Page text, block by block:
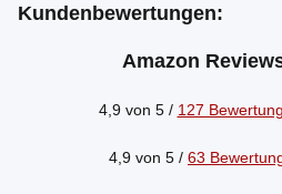
Kundenbewertungen:
Amazon
4,9 von 5 / 127
4,9 von 5 / 63